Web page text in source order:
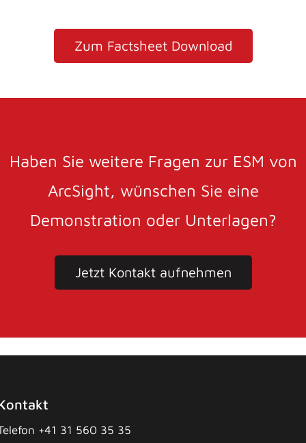
Zum Factsheet Download
Haben Sie weitere Fragen zur ESM von
ArcSight, wünschen Sie eine
Demonstration oder Unterlagen?
Jetzt Kontakt aufnehmen
+41 31 560 35 35